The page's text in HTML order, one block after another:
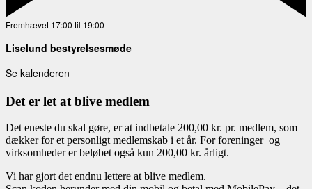
Fremhævet 17:00 til 19:00
Liselund bestyrelsesmøde
Se kalenderen
Det er let at blive medlem
Det eneste du skal gøre, er at indbetale 200,00 kr. pr. medlem, som
dækker for et personligt medlemskab i et år. For foreninger og
virksomheder er beløbet også kun 200,00 kr. årligt.
Vi har gjort det endnu lettere at blive medlem.